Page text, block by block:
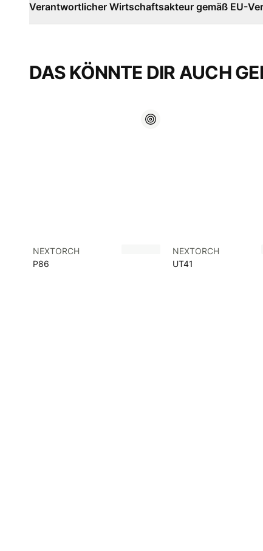
Verantwortlicher Wirtschaftsakteur gemäß EU-
DAS KÖNNTE DIR AUCH
NEXTORCH
P86
NEXTORCH
UT41